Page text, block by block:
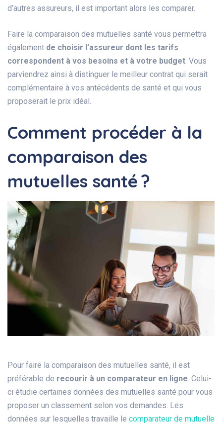
d’autres assureurs, il est important alors les comparer.
Faire la comparaison des mutuelles santé vous permettra
également de choisir l’assureur dont les tarifs
correspondent à vos besoins et à votre budget. Vous
parviendrez ainsi à distinguer le meilleur contrat qui serait
complémentaire à vos antécédents de santé et qui vous
proposerait le prix idéal.
Comment procéder à la
comparaison des
mutuelles santé ?
Pour faire la comparaison des mutuelles santé, il est
préférable de recourir à un comparateur en ligne . Celui-
ci étudie certaines données des mutuelles santé pour vous
proposer un classement selon vos demandes. Les
données sur lesquelles travaille le comparateur de mutuelle